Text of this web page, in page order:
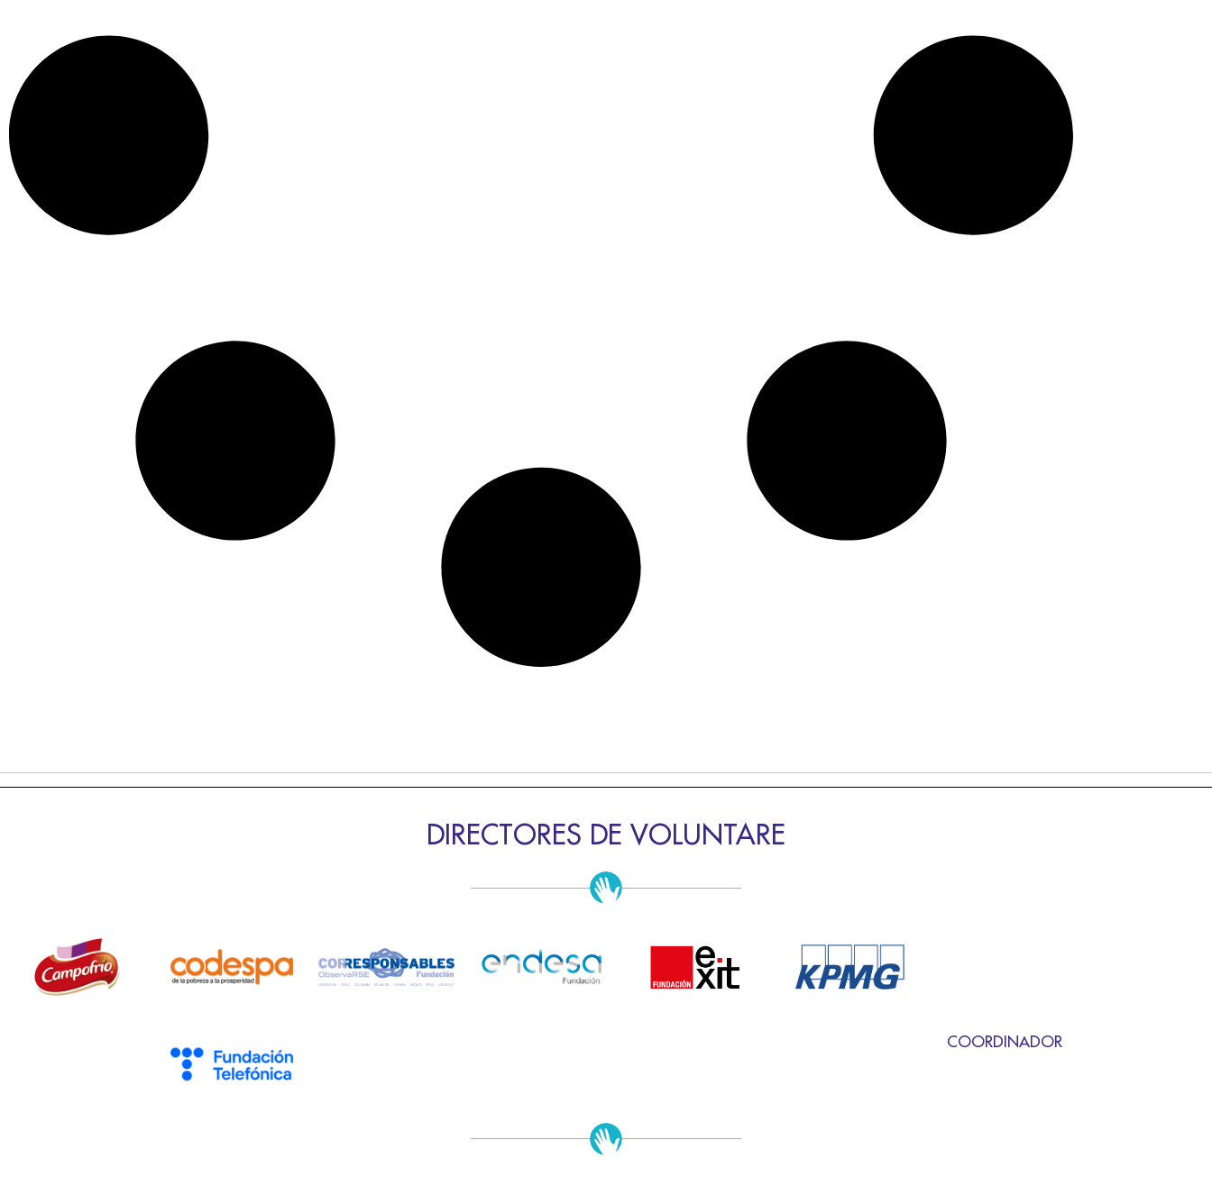
DIRECTORES DE VOLUNTARE
COORDINADOR